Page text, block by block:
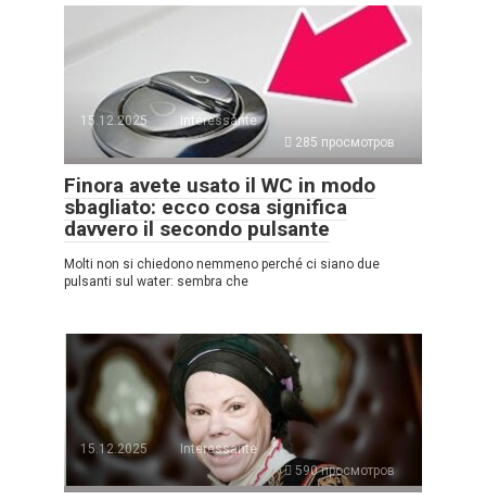
15.12.2025
Interessante
285 просмотров
Finora avete usato il WC in modo
sbagliato: ecco cosa significa
davvero il secondo pulsante
Molti non si chiedono nemmeno perché ci siano due
pulsanti sul water: sembra che
15.12.2025
Interessante
590 просмотров